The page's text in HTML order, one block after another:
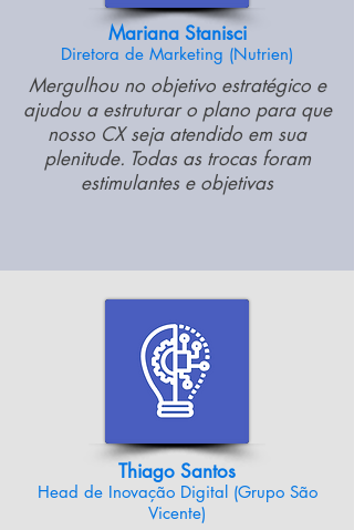
Mariana Stanisci
Diretora de Marketing (Nutrien)
Mergulhou no objetivo estratégico e
ajudou a estruturar o plano para que
nosso CX seja atendido em sua
plenitude. Todas as trocas foram
estimulantes e objetivas
Thiago Santos
Head de Inovação Digital (Grupo São
Vicente)